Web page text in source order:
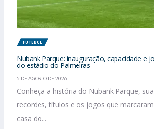
FUTEBOL
Nubank Parque: inauguração, capacidade e
do estádio do Palmeiras
5 DE AGOSTO DE 2026
Conheça a história do Nubank Parque,
recordes, títulos e os jogos que
casa do...